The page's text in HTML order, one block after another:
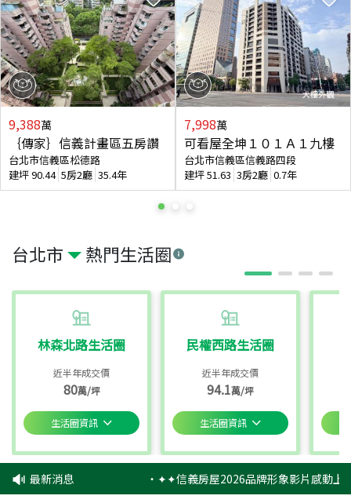
台北市 熱門生活圈
林森北路生活圈
近半年成交價
80萬/坪
生活圈資訊
民權西路生活圈
近半年成交價
94.1萬/坪
生活圈資訊
9,388萬
｛傳家｝信義計畫區五房讚
台北市信義區松德路
建坪90.44 5房2廳 35.4年
7,998萬
可看屋全坤１０１Ａ１九樓
台北市信義區信義路四段
建坪51.63 3房2廳 0.7年
最新消息 ‧✦✦信義房屋2026品牌形象影片感動上